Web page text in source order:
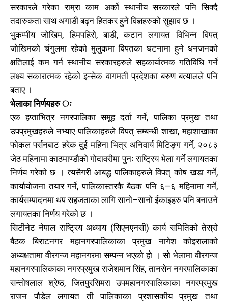
काबिलखबर एफएम सुन्नुहोस
उज्यालो एफएम सुन्नुहोस
काबिल-खबर टिभी
काबिलखबर एफएम सुन्नुहोस
उज्यालो एफएम सुन्नुहोस
काबिल-खबर टिभी
सरकारले गरेका राम्रा काम अर्को स्थानीय सरकारले पनि सिक्दै
तदारुकता साथ अगाडी बढ्न हितकर हुने विज्ञहरुको सुझाव छ ।
भुकम्पीय जोखिम, हिमपहिरो, बाडी, कटान लगायत विभिन्न विपत्
जोखिमको चंगुलमा रहेको मुलुकमा विपतका घटनामा हुने धनजनको
क्षतिलाई कम गर्न स्थानीय सरकारहरुले सहकार्यात्मक गतिविधि गर्ने
लक्ष्य सकारात्मक रहेको इन्सेक वागमती प्रदेशका बरुण बत्यालले पनि
बताए ।
भेलाका निर्णयहरु ः
एक हप्ताभित्र नगरपालिका समूह दर्ता गर्ने, पालिका प्रमुख तथा
उपप्रमुखहरुले नभ्याए पालिकाहरुले विपत् सम्बन्धी शाखा, महाशाखाका
फोकल पर्सनबाट हरेक दुई महिना भित्र अनिवार्य मिटिङ्ग गर्ने, २०८३
जेठ महिनामा काठमाण्डौको गोदावरीमा पुनः राष्ट्रिय भेला गर्ने लगायतका
निर्णय गरेको छ । त्यसैगरी आबद्ध पालिकाहरुले विपत् कोष खडा गर्ने,
कार्यायोजना तयार गर्ने, पालिकास्तरकै बैठक पनि ६–६ महिनामा गर्ने,
कार्यसम्पादनमा थप सहजताका लागि सानो–सानो ईकाइहरु पनि बनाउने
लगायतका निर्णय गरेको छ ।
सिटीनेट नेपाल राष्ट्रिय अध्याय (सिएनएनसी) कार्य समितिको तेस्रो
बैठक बिराटनगर महानगरपालिकाका प्रमुख नागेश कोइरालाको
अध्यक्षतामा वीरगन्ज महानगरमा सम्पन्न भएको हो । सो भेलामा वीरगन्ज
महानगरपालिकाका नगरप्रमुख राजेशमान सिंह, तानसेन नगरपालिकाका
सन्तोषलाल श्रेष्ठ, जितपुरसिमरा उपमहानगरपालिकाका नगरप्रमुख
राजन पौडेल लगायत ती पालिकाका प्रशासकीय प्रमुख तथा